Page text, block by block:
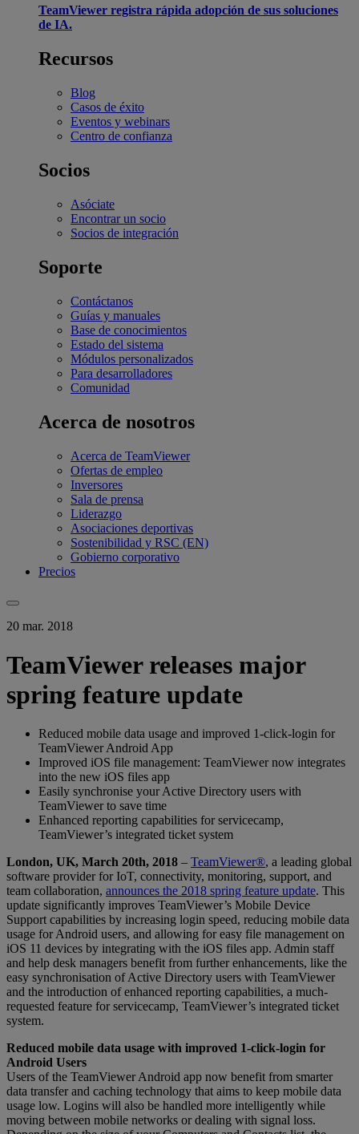
TeamViewer registra rápida adopción de sus soluciones
de IA.
Recursos
Blog
Casos de éxito
Eventos y webinars
Centro de confianza
Socios
Asóciate
Encontrar un socio
Socios de integración
Soporte
Contáctanos
Guías y manuales
Base de conocimientos
Estado del sistema
Módulos personalizados
Para desarrolladores
Comunidad
Acerca de nosotros
Acerca de TeamViewer
Ofertas de empleo
Inversores
Sala de prensa
Liderazgo
Asociaciones deportivas
Sostenibilidad y RSC (EN)
Gobierno corporativo
Precios
20 mar. 2018
TeamViewer releases major
spring feature update
Reduced mobile data usage and improved 1-click-login for
TeamViewer Android App
Improved iOS file management: TeamViewer now integrates
into the new iOS files app
Easily synchronise your Active Directory users with
TeamViewer to save time
Enhanced reporting capabilities for servicecamp,
TeamViewer’s integrated ticket system
London, UK, March 20th, 2018 – TeamViewer®, a leading global
software provider for IoT, connectivity, monitoring, support, and
team collaboration, announces the 2018 spring feature update. This
update significantly improves TeamViewer’s Mobile Device
Support capabilities by increasing login speed, reducing mobile data
usage for Android users, and allowing for easy file management on
iOS 11 devices by integrating with the iOS files app. Admin staff
and help desk managers benefit from further enhancements, like the
easy synchronisation of Active Directory users with TeamViewer
and the introduction of enhanced reporting capabilities, a much-
requested feature for servicecamp, TeamViewer’s integrated ticket
system.
Reduced mobile data usage with improved 1-click-login for
Android Users
Users of the TeamViewer Android app now benefit from smarter
data transfer and caching technology that aims to keep mobile data
usage low. Logins will also be handled more intelligently while
moving between mobile networks or dealing with signal loss.